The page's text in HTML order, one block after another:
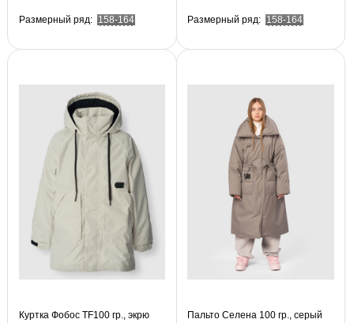
Размерный ряд: 158-164 Размерный ряд: 158-164
Куртка Фобос TF100 гр., экрю Пальто Селена 100 гр., серый